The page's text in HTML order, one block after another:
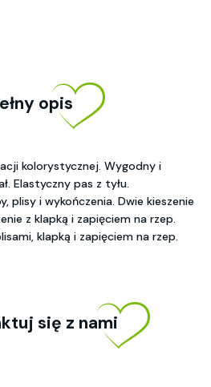
opis
kolorystycznej. Wygodny i
Elastyczny pas z tyłu.
plisy i wykończenia. Dwie kieszenie
z klapką i zapięciem na rzep.
klapką i zapięciem na rzep.
się z nami